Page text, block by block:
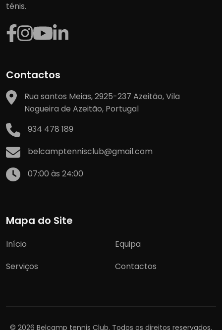
ténis.
Contactos
Rua santos Meias, 2925-237 Azeitão, Vila
Nogueira de Azeitão, Portugal
934 478 189
belcamptennisclub@gmail.com
07:00 às 24:00
Mapa do Site
Início
Equipa
Serviços
Contactos
© 2026 Belcamp tennis Club. Todos os direitos reservados.